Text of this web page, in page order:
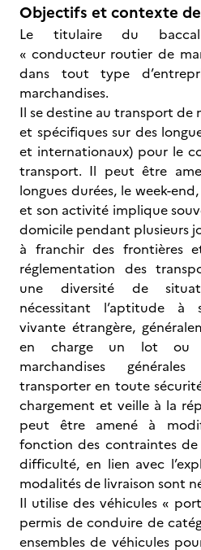
Objectifs et contexte
Le titulaire du
« conducteur routier de
dans tout type
marchandises.
Il se destine au transport de
et spécifiques sur des
et internationaux) pour le
transport. Il peut être
longues durées, le week-
et son activité implique
domicile pendant plusieurs
à franchir des frontières
réglementation des
une diversité de
nécessitant l’aptitude à
vivante étrangère,
en charge un lot ou
marchandises
transporter en toute
chargement et veille à la
peut être amené à
fonction des contraintes de
difficulté, en lien avec
modalités de livraison sont
Il utilise des véhicules «
permis de conduire de
ensembles de véhicules